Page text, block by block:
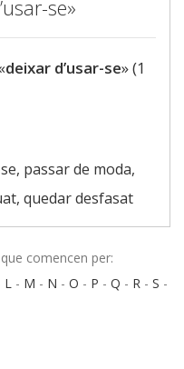
se»
deixar d’usar-se» (1
passar de moda,
quedar desfasat
comencen per:
L - M - N - O - P - Q - R - S -